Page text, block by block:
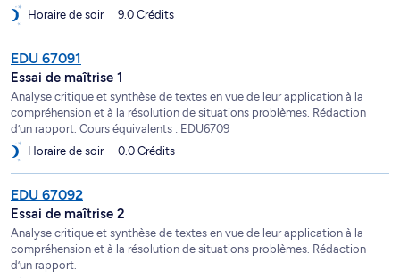
Horaire de soir
9.0 Crédits
EDU 67091
Essai de maîtrise 1
Analyse critique et synthèse de textes en vue de leur application à la
compréhension et à la résolution de situations problèmes. Rédaction
d’un rapport. Cours équivalents : EDU6709
Horaire de soir
0.0 Crédits
EDU 67092
Essai de maîtrise 2
Analyse critique et synthèse de textes en vue de leur application à la
compréhension et à la résolution de situations problèmes. Rédaction
d’un rapport.